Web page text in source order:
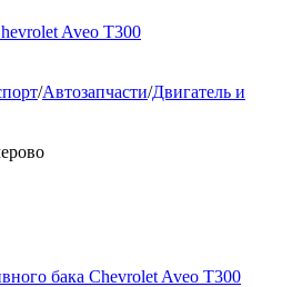
Aveo T300
/Автозапчасти/Двигатель и
бака Chevrolet Aveo T300